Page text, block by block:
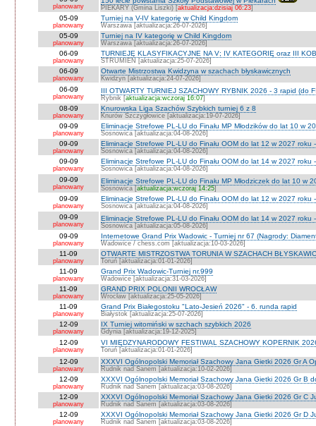
planowany PIEKARY (Gmina Liszki) [aktualizacja:dzisiaj 06:23]
05-09
planowany
Turniej na V-IV kategorię w Child Kingdom
Warszawa [aktualizacja:26-07-2026]
05-09
planowany
Turniej na IV kategorię w Child Kingdom
Warszawa [aktualizacja:26-07-2026]
06-09
planowany
TURNIEJE KLASYFIKACYJNE NA V; IV KATEGORIĘ oraz III
STRUMIEŃ [aktualizacja:25-07-2026]
06-09
planowany
Otwarte Mistrzostwa Kwidzyna w szachach błyskawicznych
Kwidzyn [aktualizacja:24-07-2026]
06-09
planowany
III OTWARTY TURNIEJ SZACHOWY RYBNIK 2026 - 3 rapid (do
Rybnik [aktualizacja:wczoraj 16:07]
08-09
planowany
Knurowska Liga Szachów Szybkich turniej 6 z 8
Knurów Szczygłowice [aktualizacja:19-07-2026]
09-09
planowany
Eliminacje Strefowe PL-LU do Finału MP Młodzików do lat 10 w
Sosnowica [aktualizacja:04-08-2026]
09-09
planowany
Eliminacje Strefowe PL-LU do Finału OOM do lat 12 w 2027 roku
Sosnowica [aktualizacja:04-08-2026]
09-09
planowany
Eliminacje Strefowe PL-LU do Finału OOM do lat 14 w 2027 roku
Sosnowica [aktualizacja:04-08-2026]
09-09
planowany
Eliminacje Strefowe PL-LU do Finału MP Młodziczek do lat 10 w
Sosnowica [aktualizacja:wczoraj 14:25]
09-09
planowany
Eliminacje Strefowe PL-LU do Finału OOM do lat 12 w 2027 roku
Sosnowica [aktualizacja:04-08-2026]
09-09
planowany
Eliminacje Strefowe PL-LU do Finału OOM do lat 14 w 2027 roku
Sosnowica [aktualizacja:05-08-2026]
09-09
planowany
Internetowe Grand Prix Wadowic - Turniej nr 67 (Nagrody:
Wadowice / chess.com [aktualizacja:10-03-2026]
11-09
planowany
OTWARTE MISTRZOSTWA TORUNIA W SZACHACH
Toruń [aktualizacja:01-01-2026]
11-09
planowany
Grand Prix Wadowic-Turniej nr.999
Wadowice [aktualizacja:31-03-2026]
11-09
planowany
GRAND PRIX POLONII WROCŁAW
Wrocław [aktualizacja:25-05-2026]
11-09
planowany
Grand Prix Białegostoku "Lato-Jesień 2026" - 6. runda rapid
Białystok [aktualizacja:25-07-2026]
12-09
planowany
IX Turniej witomiński w szchach szybkich 2026
Gdynia [aktualizacja:19-12-2025]
12-09
planowany
VI MIĘDZYNARODOWY FESTIWAL SZACHOWY KOPERNIK
Toruń [aktualizacja:01-01-2026]
12-09
planowany
XXXVI Ogólnopolski Memoriał Szachowy Jana Gietki 2026 Gr A
Rudnik nad Sanem [aktualizacja:10-02-2026]
12-09
planowany
XXXVI Ogólnopolski Memoriał Szachowy Jana Gietki 2026 Gr B
Rudnik nad Sanem [aktualizacja:03-08-2026]
12-09
planowany
XXXVI Ogólnopolski Memoriał Szachowy Jana Gietki 2026 Gr C
Rudnik nad Sanem [aktualizacja:03-08-2026]
12-09
planowany
XXXVI Ogólnopolski Memoriał Szachowy Jana Gietki 2026 Gr D
Rudnik nad Sanem [aktualizacja:03-08-2026]